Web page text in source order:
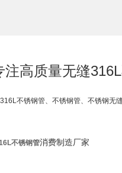
注高质量无缝
不锈钢管、不锈钢管、不锈钢无
不锈钢管消费制造厂家